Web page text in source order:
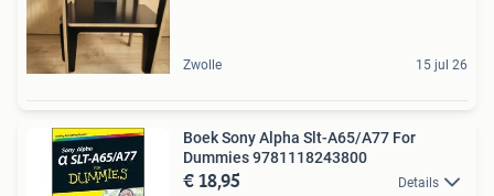
Zwolle 15 jul 26
Boek Sony Alpha Slt-A65/A77 For
Dummies 9781118243800
€ 18,95 Details